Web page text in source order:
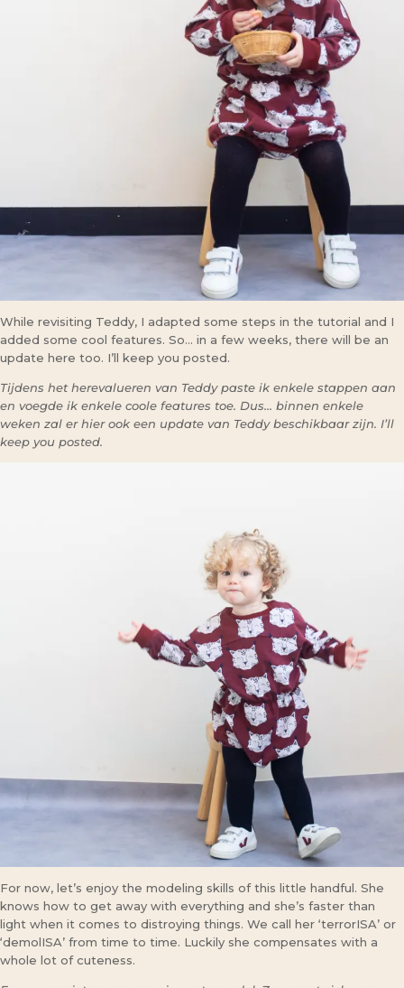
While revisiting Teddy, I adapted some steps in the tutorial and I
added some cool features. So… in a few weeks, there will be an
update here too. I’ll keep you posted.
Tijdens het herevalueren van Teddy paste ik enkele stappen aan
en voegde ik enkele coole features toe. Dus… binnen enkele
weken zal er hier ook een update van Teddy beschikbaar zijn. I’ll
keep you posted.
For now, let’s enjoy the modeling skills of this little handful. She
knows how to get away with everything and she’s faster than
light when it comes to distroying things. We call her ‘terrorISA’ or
‘demolISA’ from time to time. Luckily she compensates with a
whole lot of cuteness.